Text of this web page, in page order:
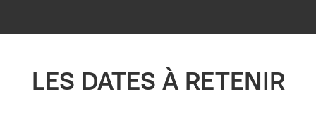
LES DATES À RETENIR